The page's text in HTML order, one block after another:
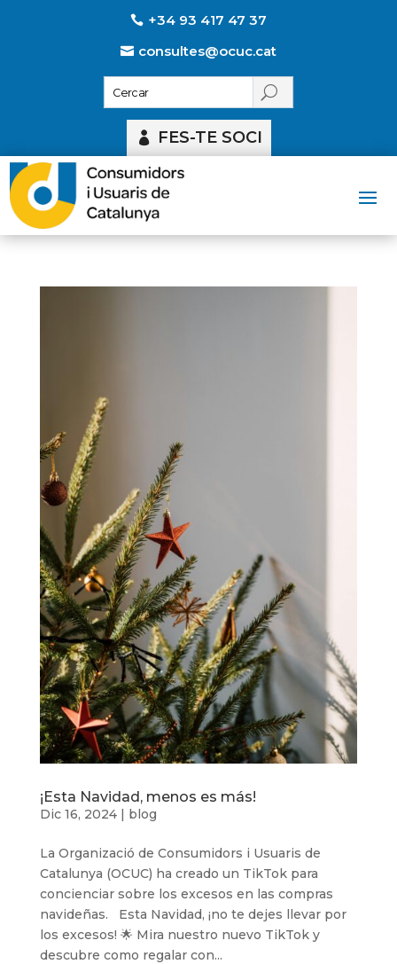
+34 93 417 47 37
consultes@ocuc.cat
FES-TE SOCI
¡Esta Navidad, menos es más!
Dic 16, 2024| blog
La Organizació de Consumidors i Usuaris de
Catalunya (OCUC) ha creado un TikTok para
concienciar sobre los excesos en las compras
navideñas. Esta Navidad, ¡no te dejes llevar por
los excesos! 🌟 Mira nuestro nuevo TikTok y
descubre como regalar con...